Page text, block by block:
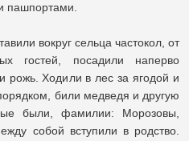
пашпортами.
вокруг сельца частокол, от
гостей, посадили наперво
рожь. Ходили в лес за ягодой и
били медведя и другую
были, фамилии: Морозовы,
собой вступили в родство.